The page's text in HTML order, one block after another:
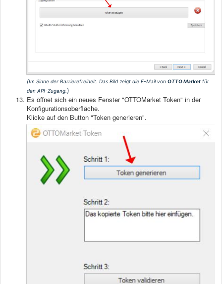
(Im Sinne der Barrierefreiheit: Das Bild zeigt die E-Mail von OTTO Market für
den API-Zugang. )
Es öffnet sich ein neues Fenster "OTTOMarket Token" in der
Konfigurationsoberfläche.
Klicke auf den Button "Token generieren".